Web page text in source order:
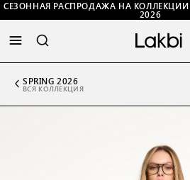
СЕЗОННАЯ РАСПРОДАЖА НА КОЛЛЕКЦИИ
2026
SPRING 2026
ВСЯ КОЛЛЕКЦИЯ